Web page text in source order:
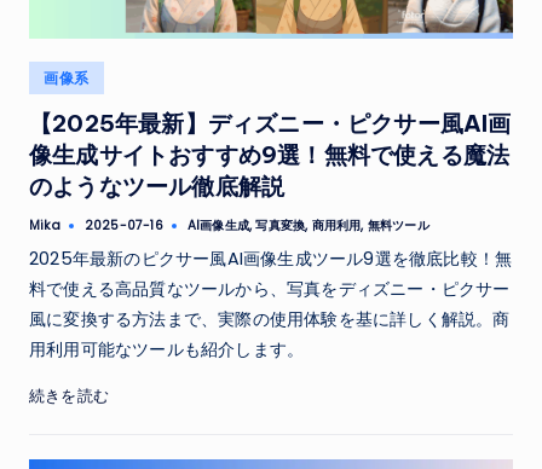
Posted
in
画像系
【2025年最新】ディズニー・ピクサー風AI画
像生成サイトおすすめ9選！無料で使える魔法
のようなツール徹底解説
Posted
Mika 2025-07-16
Tags: AI画像生成,写真変換, 商用利用, 無料ツール
2025年最新のピクサー風AI画像生成ツール9選を徹底比較！無
料で使える高品質なツールから、写真をディズニー・ピクサー
風に変換する方法まで、実際の使用体験を基に詳しく解説。商
用利用可能なツールも紹介します。
続きを読む